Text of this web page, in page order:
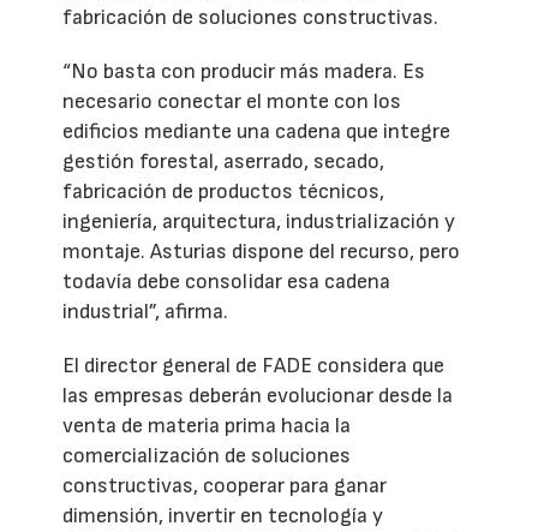
fabricación de soluciones constructivas.
“No basta con producir más madera. Es
necesario conectar el monte con los
edificios mediante una cadena que integre
gestión forestal, aserrado, secado,
fabricación de productos técnicos,
ingeniería, arquitectura, industrialización y
montaje. Asturias dispone del recurso, pero
todavía debe consolidar esa cadena
industrial”, afirma.
El director general de FADE considera que
las empresas deberán evolucionar desde la
venta de materia prima hacia la
comercialización de soluciones
constructivas, cooperar para ganar
dimensión, invertir en tecnología y